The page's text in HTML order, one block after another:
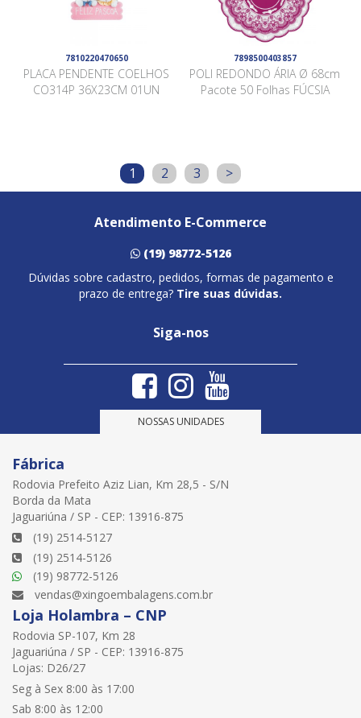
7810220470650
PLACA PENDENTE COELHOS
CO314P 36X23CM 01UN
7898500403857
POLI REDONDO ÁRIA Ø 68cm
Pacote 50 Folhas FÚCSIA
1 2 3 >
Atendimento E-Commerce
(19) 98772-5126
Dúvidas sobre cadastro, pedidos, formas de pagamento e
prazo de entrega? Tire suas dúvidas.
Siga-nos
NOSSAS UNIDADES
Fábrica
Rodovia Prefeito Aziz Lian, Km 28,5 - S/N
Borda da Mata
Jaguariúna / SP - CEP: 13916-875
(19) 2514-5127
(19) 2514-5126
(19) 98772-5126
vendas@xingoembalagens.com.br
Loja Holambra – CNP
Rodovia SP-107, Km 28
Jaguariúna / SP - CEP: 13916-875
Lojas: D26/27
Seg à Sex 8:00 às 17:00
Sab 8:00 às 12:00